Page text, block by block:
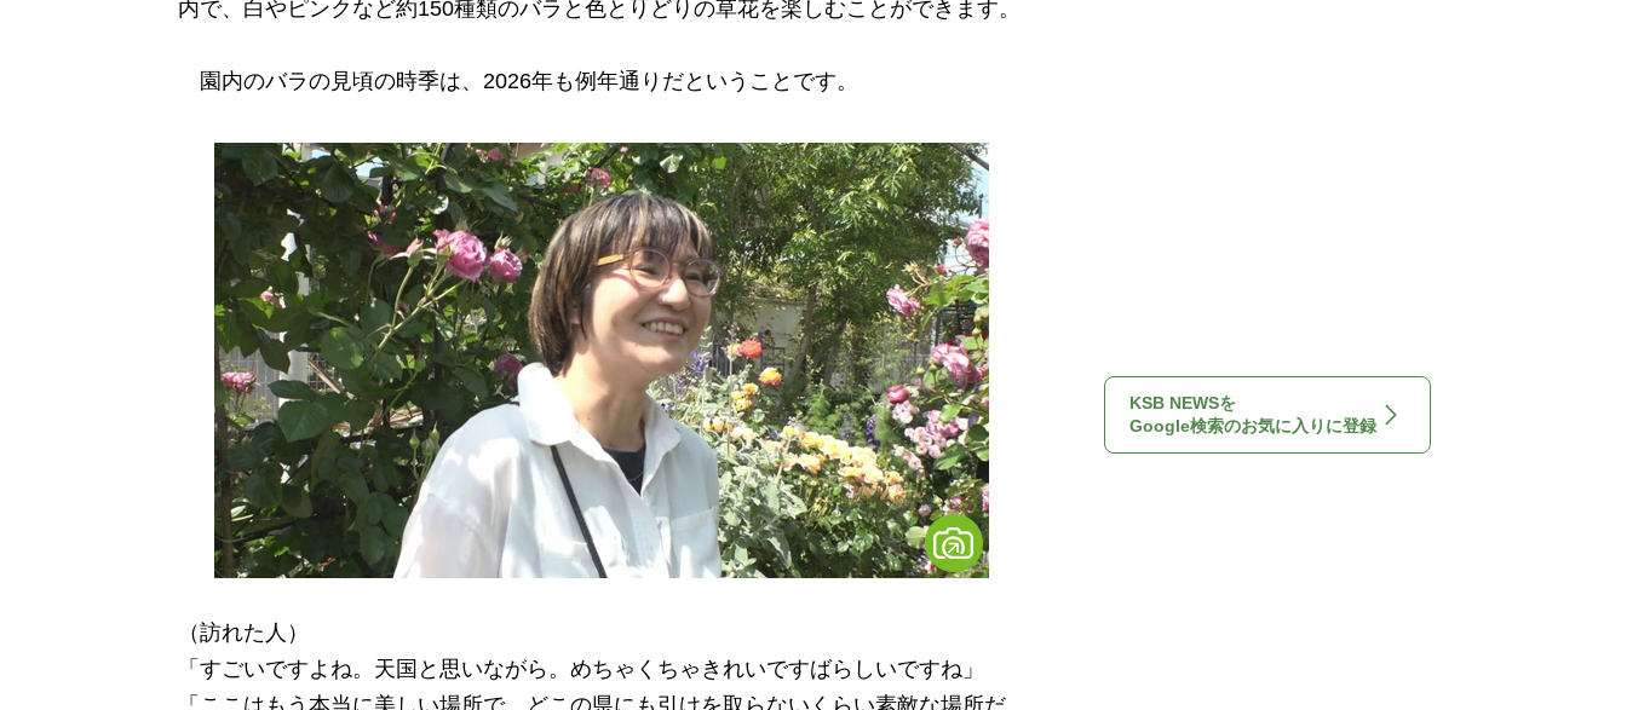
内で、白やピンクなど約150種類のバラと色とりどりの草花を楽しむことができます。
園内のバラの見頃の時季は、2026年も例年通りだということです。
（訪れた人）
「すごいですよね。天国と思いながら。めちゃくちゃきれいですばらしいですね」
KSB NEWSを
Google検索のお気に入りに登録